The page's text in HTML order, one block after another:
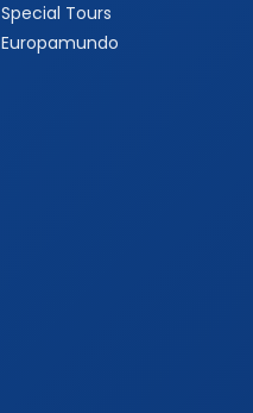
Special Tours
Europamundo